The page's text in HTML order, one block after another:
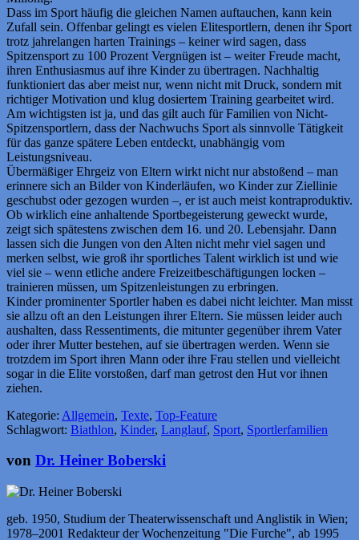
Dass im Sport häufig die gleichen Namen auftauchen, kann kein
Zufall sein. Offenbar gelingt es vielen Elitesportlern, denen ihr Sport
trotz jahrelangen harten Trainings – keiner wird sagen, dass
Spitzensport zu 100 Prozent Vergnügen ist – weiter Freude macht,
ihren Enthusiasmus auf ihre Kinder zu übertragen. Nachhaltig
funktioniert das aber meist nur, wenn nicht mit Druck, sondern mit
richtiger Motivation und klug dosiertem Training gearbeitet wird.
Am wichtigsten ist ja, und das gilt auch für Familien von Nicht-
Spitzensportlern, dass der Nachwuchs Sport als sinnvolle Tätigkeit
für das ganze spätere Leben entdeckt, unabhängig vom
Leistungsniveau.
Übermäßiger Ehrgeiz von Eltern wirkt nicht nur abstoßend – man
erinnere sich an Bilder von Kinderläufen, wo Kinder zur Ziellinie
geschubst oder gezogen wurden –, er ist auch meist kontraproduktiv.
Ob wirklich eine anhaltende Sportbegeisterung geweckt wurde,
zeigt sich spätestens zwischen dem 16. und 20. Lebensjahr. Dann
lassen sich die Jungen von den Alten nicht mehr viel sagen und
merken selbst, wie groß ihr sportliches Talent wirklich ist und wie
viel sie – wenn etliche andere Freizeitbeschäftigungen locken –
trainieren müssen, um Spitzenleistungen zu erbringen.
Kinder prominenter Sportler haben es dabei nicht leichter. Man misst
sie allzu oft an den Leistungen ihrer Eltern. Sie müssen leider auch
aushalten, dass Ressentiments, die mitunter gegenüber ihrem Vater
oder ihrer Mutter bestehen, auf sie übertragen werden. Wenn sie
trotzdem im Sport ihren Mann oder ihre Frau stellen und vielleicht
sogar in die Elite vorstoßen, darf man getrost den Hut vor ihnen
ziehen.
Kategorie: Allgemein, Texte, Top-Feature
Schlagwort: Biathlon, Kinder, Langlauf, Sport, Sportlerfamilien
von Dr. Heiner Boberski
geb. 1950, Studium der Theaterwissenschaft und Anglistik in Wien;
1978–2001 Redakteur der Wochenzeitung "Die Furche", ab 1995